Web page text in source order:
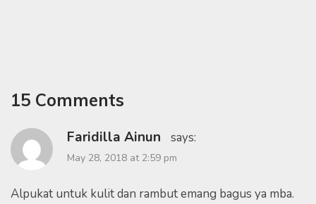
15 Comments
Faridilla Ainun says:
May 28, 2018 at 2:59 pm
Alpukat untuk kulit dan rambut emang bagus ya mba.